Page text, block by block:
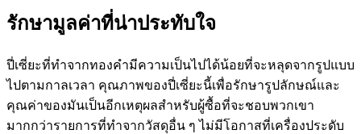
รักษามูลค่าที่น่าประทับใจ
ปี่เซี่ยะที่ทำจากทองคำมีความเป็นไปได้น้อยที่จะหลุดจากรูปแบบ
ไปตามกาลเวลา คุณภาพของปี่เซี่ยะนี้เพื่อรักษารูปลักษณ์และ
คุณค่าของมันเป็นอีกเหตุผลสำหรับผู้ซื้อที่จะชอบพวกเขา
มากกว่ารายการที่ทำจากวัสดุอื่น ๆ ไม่มีโอกาสที่เครื่องประดับ